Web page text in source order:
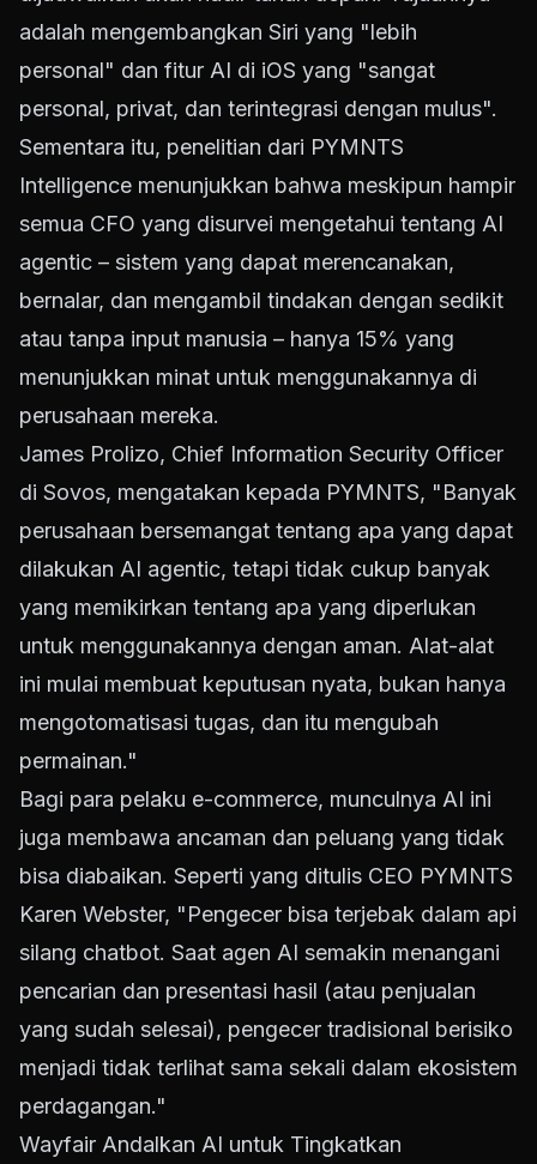
adalah mengembangkan Siri yang "lebih
personal" dan fitur AI di iOS yang "sangat
personal, privat, dan terintegrasi dengan mulus".
Sementara itu, penelitian dari PYMNTS
Intelligence menunjukkan bahwa meskipun hampir
semua CFO yang disurvei mengetahui tentang AI
agentic – sistem yang dapat merencanakan,
bernalar, dan mengambil tindakan dengan sedikit
atau tanpa input manusia – hanya 15% yang
menunjukkan minat untuk menggunakannya di
perusahaan mereka.
James Prolizo, Chief Information Security Officer
di Sovos, mengatakan kepada PYMNTS, "Banyak
perusahaan bersemangat tentang apa yang dapat
dilakukan AI agentic, tetapi tidak cukup banyak
yang memikirkan tentang apa yang diperlukan
untuk menggunakannya dengan aman. Alat-alat
ini mulai membuat keputusan nyata, bukan hanya
mengotomatisasi tugas, dan itu mengubah
permainan."
Bagi para pelaku e-commerce, munculnya AI ini
juga membawa ancaman dan peluang yang tidak
bisa diabaikan. Seperti yang ditulis CEO PYMNTS
Karen Webster, "Pengecer bisa terjebak dalam api
silang chatbot. Saat agen AI semakin menangani
pencarian dan presentasi hasil (atau penjualan
yang sudah selesai), pengecer tradisional berisiko
menjadi tidak terlihat sama sekali dalam ekosistem
perdagangan."
Wayfair Andalkan AI untuk Tingkatkan